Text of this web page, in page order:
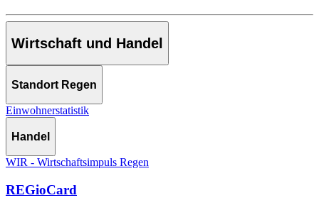
Wirtschaft und Handel
Standort Regen
Einwohnerstatistik
Handel
WIR - Wirtschaftsimpuls Regen
REGioCard